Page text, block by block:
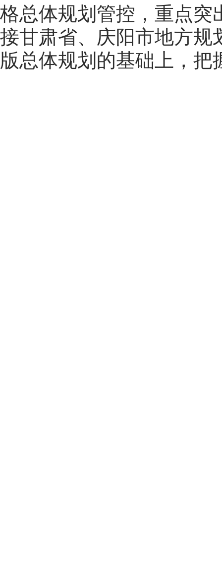
格总体规划管控，重点突
接甘肃省、庆阳市地方规
版总体规划的基础上，把